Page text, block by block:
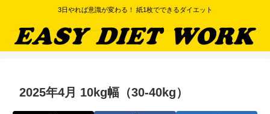
3日やれば意識が変わる！ 紙1枚でできるダイエット
2025年4月 10kg幅（30-40kg）